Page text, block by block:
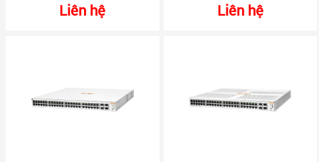
Liên hệ Liên hệ